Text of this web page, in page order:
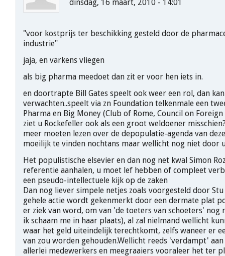
dinsdag, 16 maart, 2010 - 14:01
"voor kostprijs ter beschikking gesteld door de
industrie"
jaja, en varkens vliegen
als big pharma meedoet dan zit er voor hen iets in.
en doortrapte Bill Gates speelt ook weer een rol, dan
verwachten..speelt via zn Foundation telkenmale een
Pharma en Big Money (Club of Rome, Council on Foreign
ziet u Rockefeller ook als een groot weldoener
meer moeten lezen over de depopulatie-agenda van
moeilijk te vinden nochtans maar wellicht nog niet door
Het populistische elsevier en dan nog net kwal Simon
referentie aanhalen, u moet lef hebben of compleet
een pseudo-intellectuele kijk op de zaken
Dan nog liever simpele netjes zoals voorgesteld door
gehele actie wordt gekenmerkt door een dermate plat
er ziek van word, om van 'de toeters van schoeters' nog
ik schaam me in haar plaats), al zal nielmand wellicht
waar het geld uiteindelijk terechtkomt, zelfs waneer er
van zou worden gehouden.Wellicht reeds 'verdampt'
allerlei medewerkers en meegraaiers vooraleer het ter